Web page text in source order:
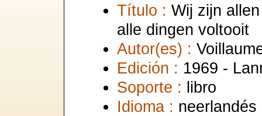
Título : Wij zijn
alle dingen voltooit
Autor(es) :
Edición : 1969 -
Soporte : libro
Idioma : neerlandés